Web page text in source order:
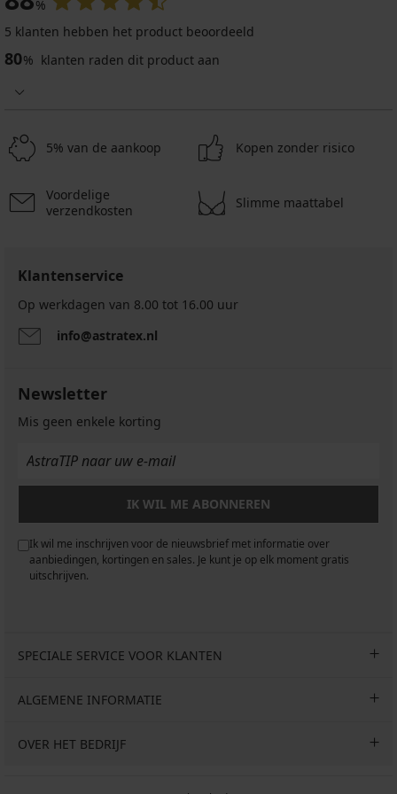
%
5 klanten hebben het product beoordeeld
80% klanten raden dit product aan
5% van de aankoop Kopen zonder risico
Voordelige
verzendkosten
Slimme maattabel
Klantenservice
Op werkdagen van 8.00 tot 16.00 uur
info@astratex.nl
Newsletter
Mis geen enkele korting
IK WIL ME ABONNEREN
Ik wil me inschrijven voor de nieuwsbrief met informatie over
aanbiedingen, kortingen en sales. Je kunt je op elk moment gratis
uitschrijven.
SPECIALE SERVICE VOOR KLANTEN
ALGEMENE INFORMATIE
OVER HET BEDRIJF